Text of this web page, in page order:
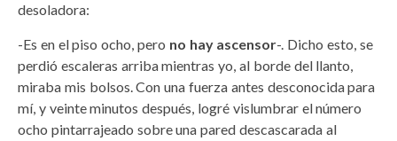
desoladora:
-Es en el piso ocho, pero no hay ascensor-. Dicho esto, se
perdió escaleras arriba mientras yo, al borde del llanto,
miraba mis bolsos. Con una fuerza antes desconocida para
mí, y veinte minutos después, logré vislumbrar el número
ocho pintarrajeado sobre una pared descascarada al